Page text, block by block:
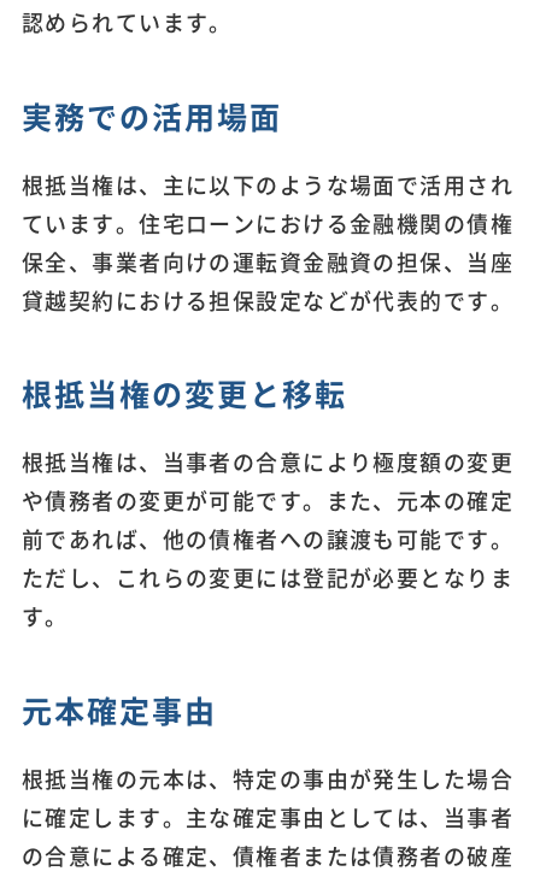
認められています。
実務での活用場面
根抵当権は、主に以下のような場面で活用され
ています。住宅ローンにおける金融機関の債権
保全、事業者向けの運転資金融資の担保、当座
貸越契約における担保設定などが代表的です。
根抵当権の変更と移転
根抵当権は、当事者の合意により極度額の変更
や債務者の変更が可能です。また、元本の確定
前であれば、他の債権者への譲渡も可能です。
ただし、これらの変更には登記が必要となりま
す。
元本確定事由
根抵当権の元本は、特定の事由が発生した場合
に確定します。主な確定事由としては、当事者
の合意による確定、債権者または債務者の破産